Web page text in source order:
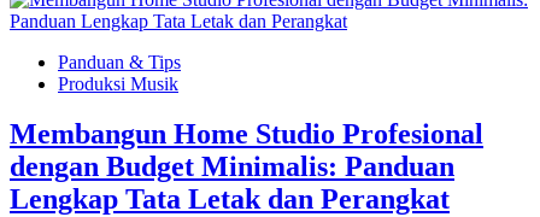
Panduan & Tips
Produksi Musik
Membangun Home Studio Profesional
dengan Budget Minimalis: Panduan
Lengkap Tata Letak dan Perangkat